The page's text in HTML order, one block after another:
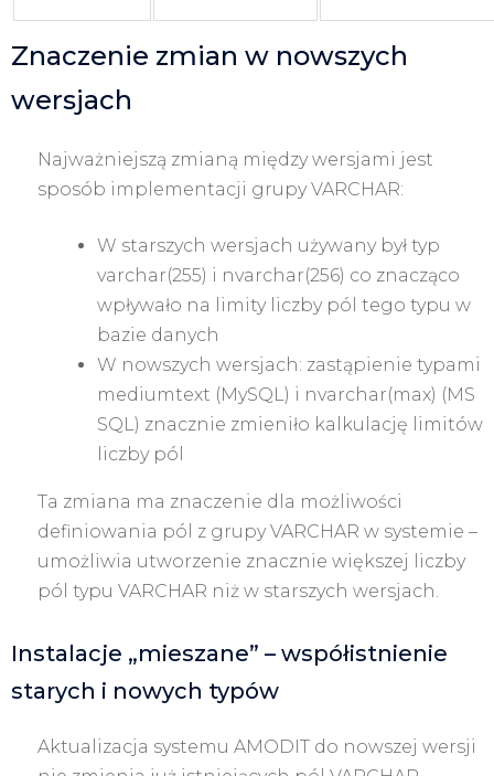
Znaczenie zmian w nowszych
wersjach
Najważniejszą zmianą między wersjami jest
sposób implementacji grupy VARCHAR:
W starszych wersjach używany był typ
varchar(255) i nvarchar(256) co znacząco
wpływało na limity liczby pól tego typu w
bazie danych
W nowszych wersjach: zastąpienie typami
mediumtext (MySQL) i nvarchar(max) (MS
SQL) znacznie zmieniło kalkulację limitów
liczby pól
Ta zmiana ma znaczenie dla możliwości
definiowania pól z grupy VARCHAR w systemie –
umożliwia utworzenie znacznie większej liczby
pól typu VARCHAR niż w starszych wersjach.
Instalacje „mieszane” – współistnienie
starych i nowych typów
Aktualizacja systemu AMODIT do nowszej wersji